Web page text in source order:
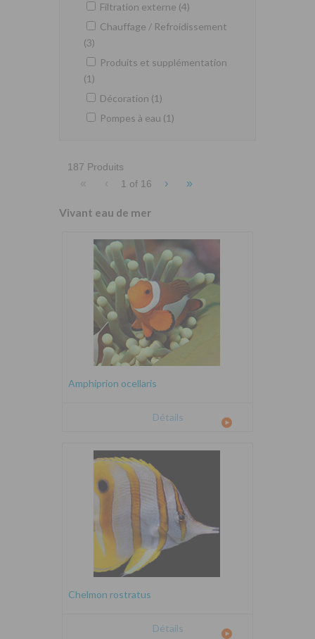
Filtration externe (4)
Chauffage / Refroidissement
(3)
Produits et supplémentation
(1)
Décoration (1)
Pompes à eau (1)
187 Produits
« ‹ 1 of 16 › »
Vivant eau de mer
Amphiprion ocellaris
Détails
Chelmon rostratus
Détails